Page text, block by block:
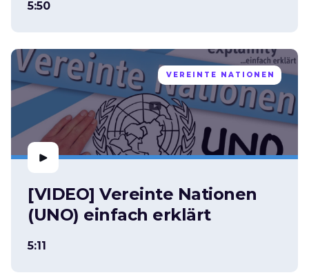
5:50
VEREINTE NATIONEN
[VIDEO] Vereinte Nationen
(UNO) einfach erklärt
5:11